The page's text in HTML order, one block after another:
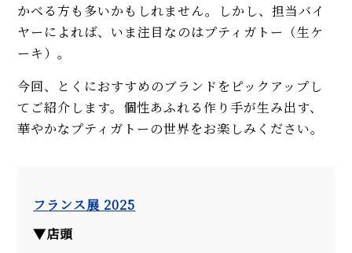
かべる方も多いかもしれません。しかし、担当バイ
ヤーによれば、いま注目なのはプティガトー（生ケ
ーキ）。
今回、とくにおすすめのブランドをピックアップし
てご紹介します。個性あふれる作り手が生み出す、
華やかなプティガトーの世界をお楽しみください。
フランス展 2025
▼店頭